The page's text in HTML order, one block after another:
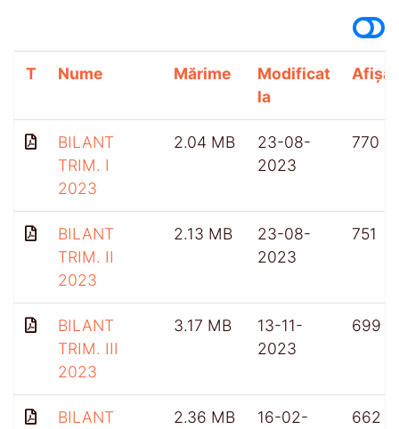
T Nume Mărime
Modificat
la
BILANT
TRIM. I
2023
2.04 MB
23-08-
2023
770
BILANT
TRIM. II
2023
2.13 MB
23-08-
2023
751
BILANT
TRIM. III
2023
3.17 MB
13-11-
2023
699
BILANT
2.36 MB
16-02-
662